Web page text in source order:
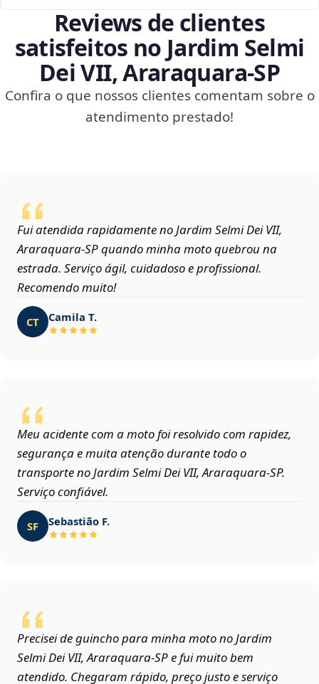
Reviews de clientes
satisfeitos no Jardim Selmi
Dei VII, Araraquara‑SP
Confira o que nossos clientes comentam sobre o
atendimento prestado!
Fui atendida rapidamente no Jardim Selmi Dei VII,
Araraquara‑SP quando minha moto quebrou na
estrada. Serviço ágil, cuidadoso e profissional.
Recomendo muito!
CT Camila T.
Meu acidente com a moto foi resolvido com rapidez,
segurança e muita atenção durante todo o
transporte no Jardim Selmi Dei VII, Araraquara‑SP.
Serviço confiável.
SF Sebastião F.
Precisei de guincho para minha moto no Jardim
Selmi Dei VII, Araraquara‑SP e fui muito bem
atendido. Chegaram rápido, preço justo e serviço